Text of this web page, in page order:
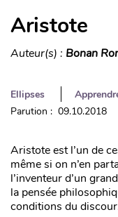
Aristote
Auteur(s) : Bonan
Ellipses
Parution : 09.10.2018
Aristote est l’un de
même si on n’en
l’inventeur d’un
la pensée
conditions du